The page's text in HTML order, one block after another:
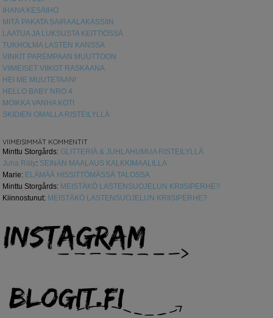
IHANA KESÄIHO
MITÄ PAKATA SAIRAALAKASSIIN
LAATUA JA LUKSUSTA KEITTIÖSSÄ
TUKHOLMA LASTEN KANSSA
VINKIT PAREMPAAN MUUTTOON
VIIMEISET VIIKOT RASKAANA
HEI ME MUUTETAAN!
HELLO BABY NRO 4
MOIKKA VANHA KOTI
SKIDIEN OMALLA RISTEILYLLÄ
VIIMEISIMMÄT KOMMENTIT
Minttu Storgårds: GLITTERIÄ & JUHLAHUMUA RISTEILYLLÄ
Juha Räty: SEINÄN MAALAUS KALKKIMAALILLA
Marie: ELÄMÄÄ HISSITTÖMÄSSÄ TALOSSA
Minttu Storgårds: MEISTÄKÖ LASTENSUOJELUN KRIISIPERHE?
Kiinnostunut: MEISTÄKÖ LASTENSUOJELUN KRIISIPERHE?